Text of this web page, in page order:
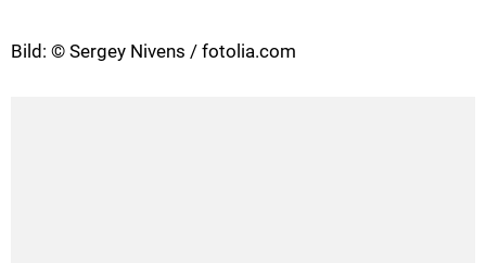
Bild: © Sergey Nivens / fotolia.com